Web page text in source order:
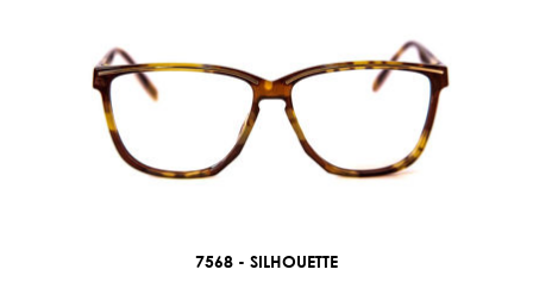
7568 - SILHOUETTE